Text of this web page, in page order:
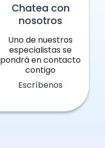
Chatea con
nosotros
Uno de nuestros
especialistas se
pondrá en contacto
contigo
Escríbenos